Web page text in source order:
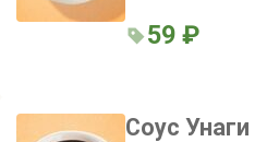
59 ₽
Соус Унаги